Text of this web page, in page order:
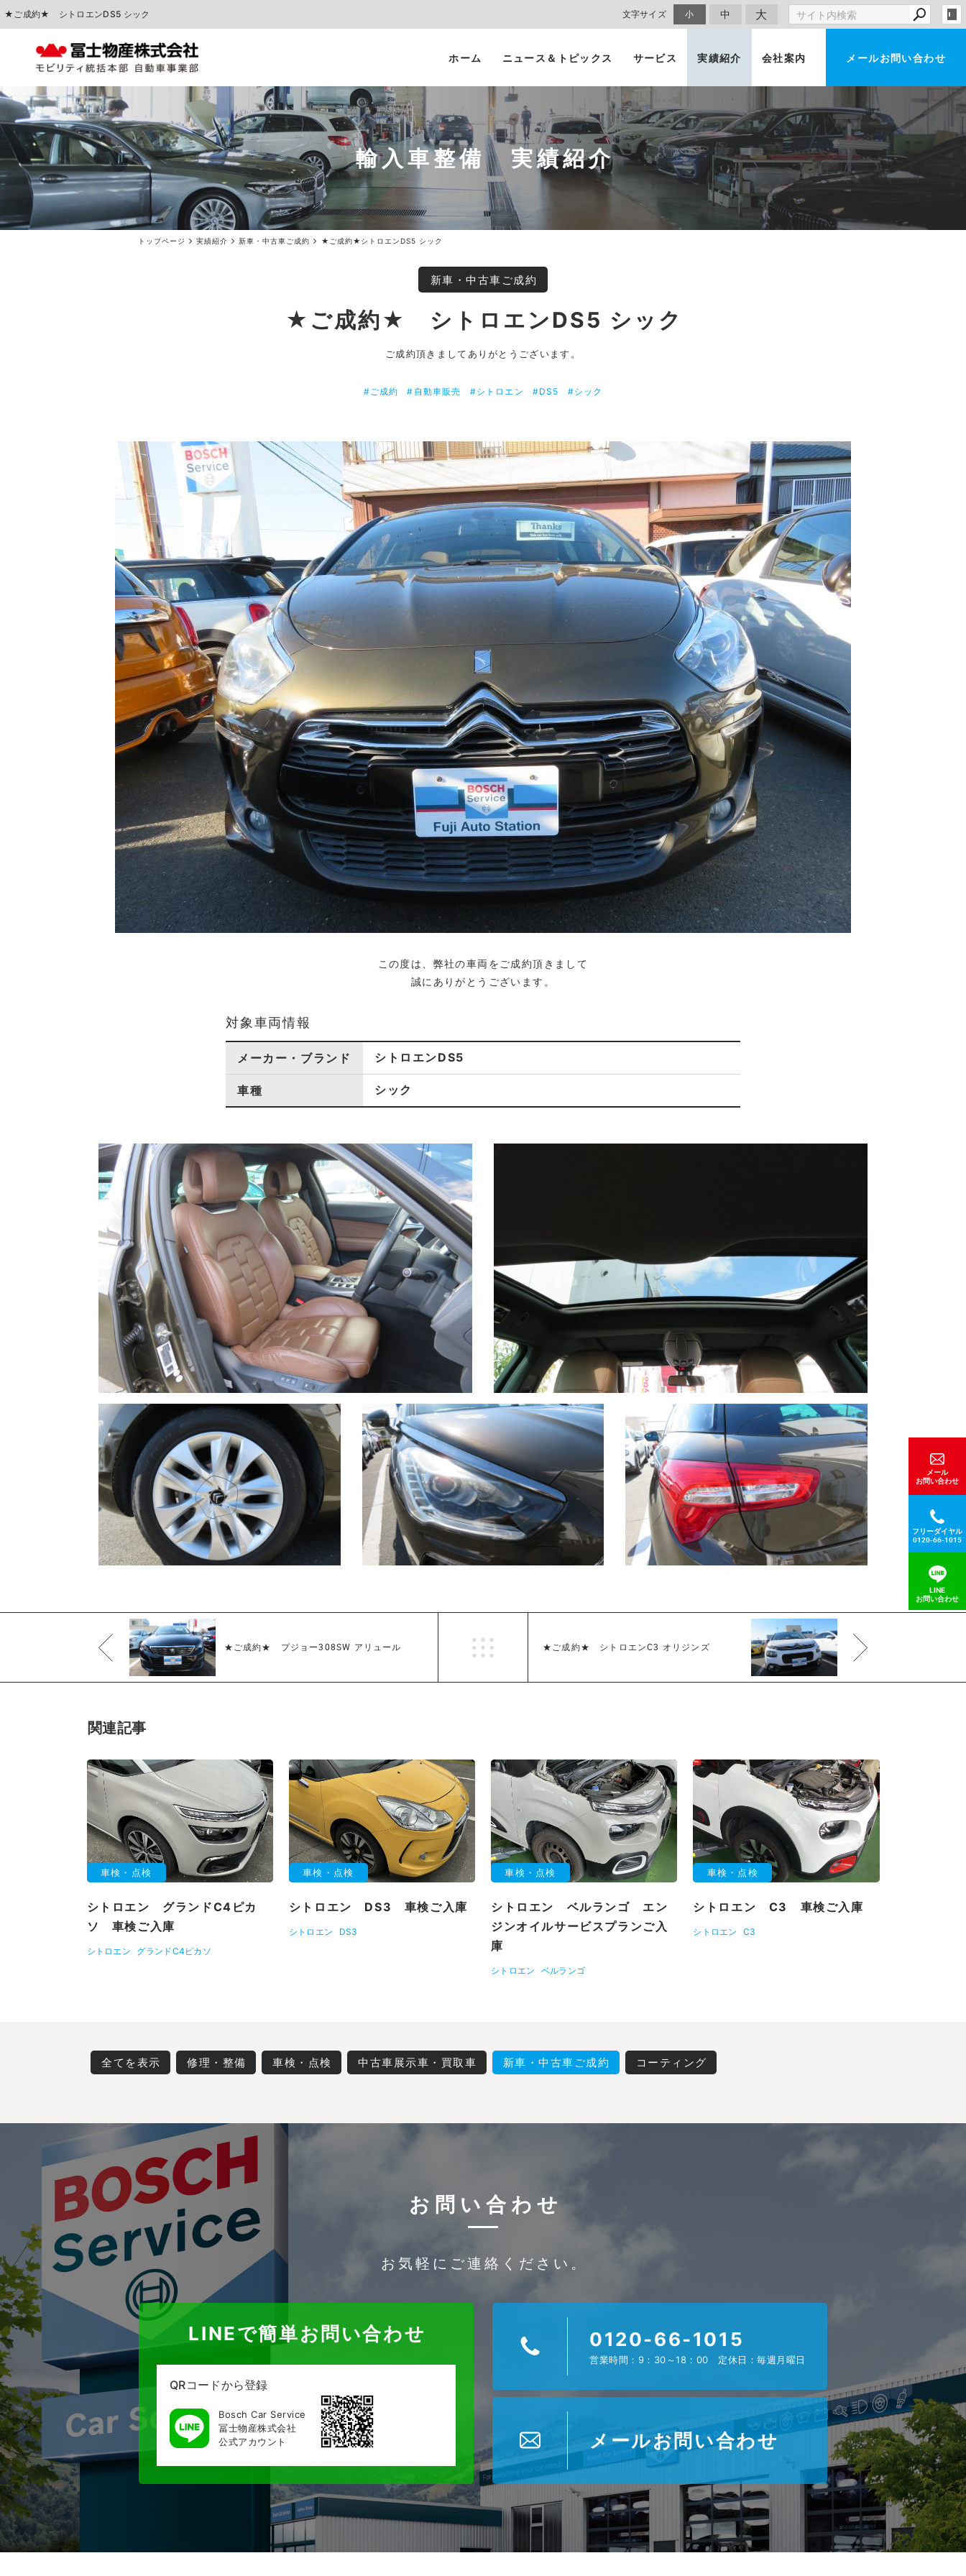
★ご成約★ シトロエンDS5 シック 文字サイズ 小 中 大
ホーム ニュース＆トピックス サービス 実績紹介 会社案内 メールお問い合わせ
メール
お問い合わせ
フリーダイヤル
0120-66-1015
LINE
お問い合わせ
輸入車整備 実績紹介
トップページ 実績紹介 新車・中古車ご成約 ★ご成約★シトロエンDS5 シック
新車・中古車ご成約
★ご成約★ シトロエンDS5 シック
ご成約頂きましてありがとうございます。
#ご成約 #自動車販売 #シトロエン #DS5 #シック
この度は、弊社の車両をご成約頂きまして
誠にありがとうございます。
対象車両情報
メーカー・ブランド シトロエンDS5
車種 シック
★ご成約★ プジョー308SW アリュール ★ご成約★ シトロエンC3 オリジンズ
関連記事
車検・点検
シトロエン グランドC4ピカ
ソ 車検ご入庫
シトロエン グランドC4ピカソ
車検・点検
シトロエン DS3 車検ご入庫
シトロエン DS3
車検・点検
シトロエン ベルランゴ エン
ジンオイルサービスプランご入
庫
シトロエン ベルランゴ
車検・点検
シトロエン C3 車検ご入庫
シトロエン C3
全てを表示 修理・整備 車検・点検 中古車展示車・買取車 新車・中古車ご成約 コーティング
お問い合わせ
お気軽にご連絡ください。
LINEで簡単お問い合わせ
QRコードから登録
Bosch Car Service
冨士物産株式会社
公式アカウント
0120-66-1015
営業時間：9：30～18：00 定休日：毎週月曜日
メールお問い合わせ